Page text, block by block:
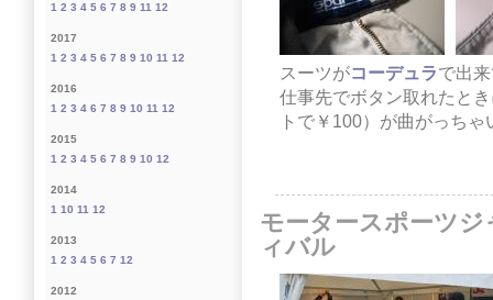
スーツがコーデュラで出
仕事先でボタン取れたと
トで￥100）が曲がっち
モータースポーツ
ィバル
1 2 3 4 5 6 7 8 9 11 12
2017
1 2 3 4 5 6 7 8 9 10 11 12
2016
1 2 3 4 6 7 8 9 10 11 12
2015
1 2 3 4 5 6 7 8 9 10 12
2014
1 10 11 12
2013
1 2 3 4 5 6 7 12
2012